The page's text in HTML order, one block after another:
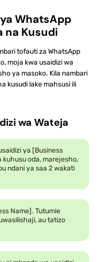
WhatsApp
na Kusudi
tofauti za WhatsApp
moja kwa usaidizi wa
ya masoko. Kila nambari
kusudi lake mahsusi ili
wa Wateja
ya [Business
kuhusu oda, marejesho,
ndani ya saa 2 wakati
Name]. Tutumie
au tatizo